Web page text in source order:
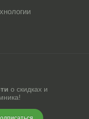
о скидках и